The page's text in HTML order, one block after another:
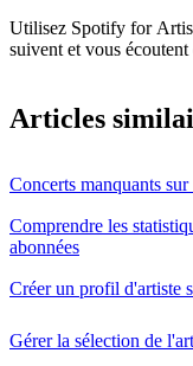
Utilisez Spotify for
suivent et vous
Articles
Concerts manquants
Comprendre les
abonnées
Créer un profil d'artiste
Gérer la sélection de